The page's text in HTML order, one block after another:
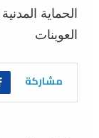
الحماية
العوينات
مشاركة